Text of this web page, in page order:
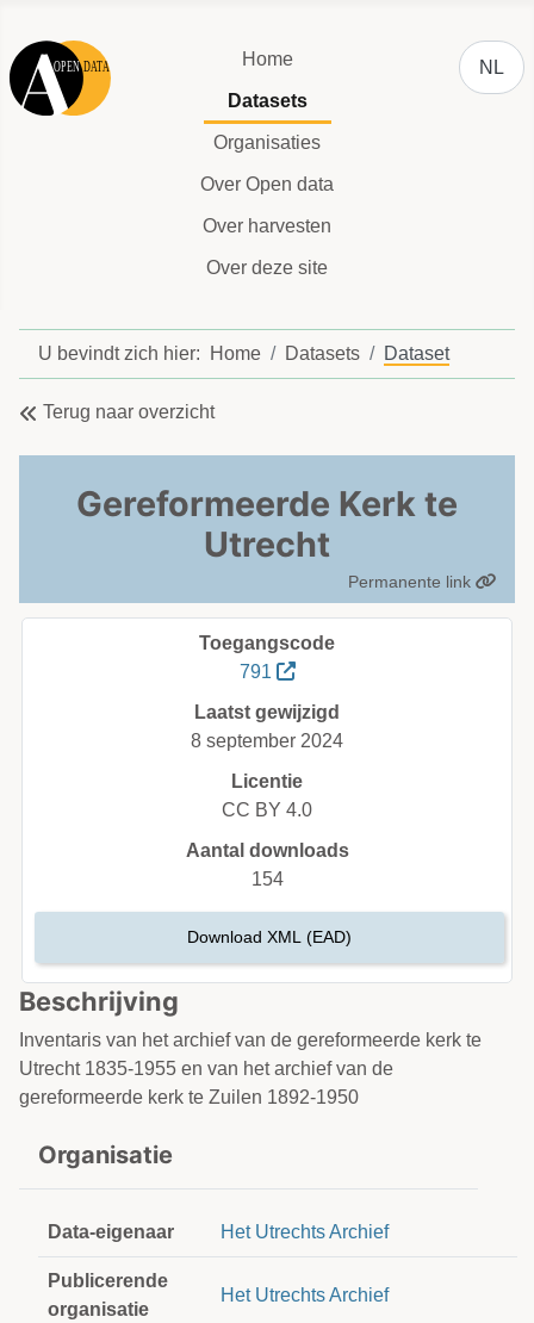
Home
Datasets
Organisaties
Over Open data
Over harvesten
Over deze site
NL
U bevindt zich hier: Home Datasets Dataset
Terug naar overzicht
Gereformeerde Kerk te
Utrecht
Permanente link
Beschrijving
Inventaris van het archief van de gereformeerde kerk te
Utrecht 1835-1955 en van het archief van de
gereformeerde kerk te Zuilen 1892-1950
Organisatie
Data-eigenaar Het Utrechts Archief
Publicerende
organisatie
Het Utrechts Archief
Toegangscode
791
Laatst gewijzigd
8 september 2024
Licentie
CC BY 4.0
Aantal downloads
154
Download XML (EAD)